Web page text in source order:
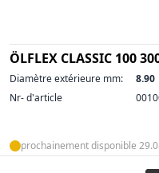
ÖLFLEX CLASSIC 100
Diamètre extérieure mm:
8.90
Nr- d'article
prochainement disponible